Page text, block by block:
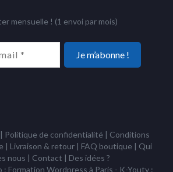
mensuelle ! (1 envoi par mois)
| Politique de confidentialité | Conditions
| Livraison & retour | FAQ boutique | Qui
nous | Contact | Des idées ?
: Formation Wordpress à Paris - K-Youty :